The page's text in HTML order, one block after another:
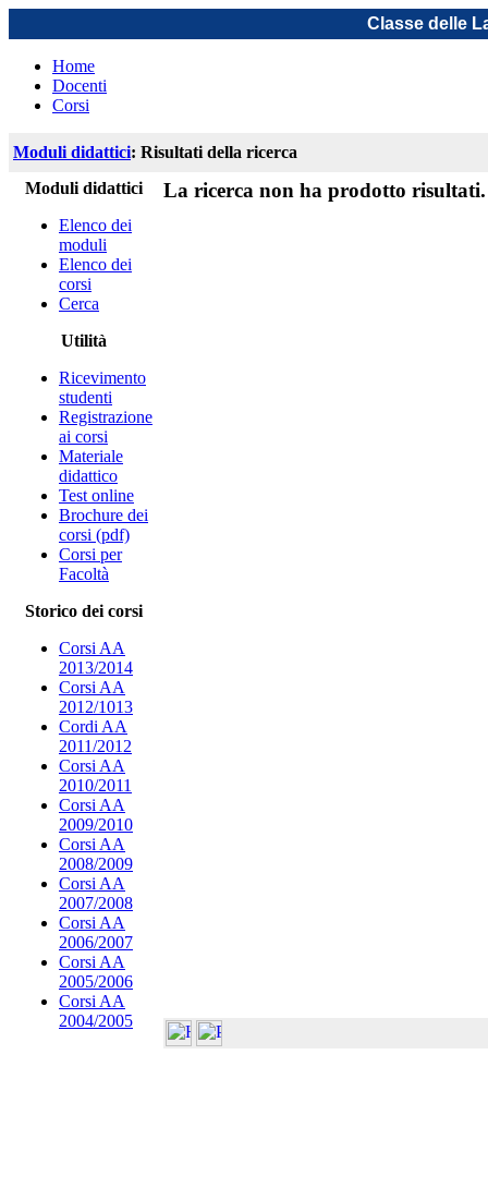
Classe delle
Home
Docenti
Corsi
Moduli didattici: Risultati della ricerca
Moduli didattici
Elenco dei
moduli
Elenco dei
corsi
Cerca
Utilità
Ricevimento
studenti
Registrazione
ai corsi
Materiale
didattico
Test online
Brochure dei
corsi (pdf)
Corsi per
Facoltà
Storico dei corsi
Corsi AA
2013/2014
Corsi AA
2012/1013
Cordi AA
2011/2012
Corsi AA
2010/2011
Corsi AA
2009/2010
Corsi AA
2008/2009
Corsi AA
2007/2008
Corsi AA
2006/2007
Corsi AA
2005/2006
Corsi AA
2004/2005
La ricerca non ha prodotto risultati.